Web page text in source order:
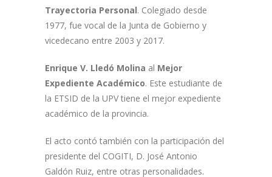
Trayectoria Personal. Colegiado desde
1977, fue vocal de la Junta de Gobierno y
vicedecano entre 2003 y 2017.
Enrique V. Lledó Molina al Mejor
Expediente Académico. Este estudiante de
la ETSID de la UPV tiene el mejor expediente
académico de la provincia.
El acto contó también con la participación del
presidente del COGITI, D. José Antonio
Galdón Ruiz, entre otras personalidades.